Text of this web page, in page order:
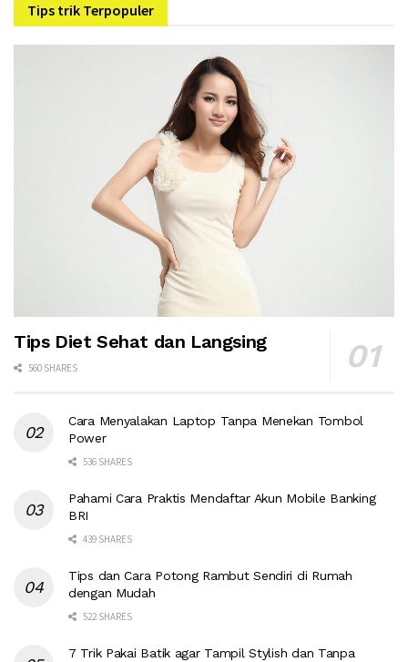
Tips trik Terpopuler
Tips Diet Sehat dan Langsing
560 SHARES
Cara Menyalakan Laptop Tanpa Menekan Tombol
Power
536 SHARES
Pahami Cara Praktis Mendaftar Akun Mobile Banking
BRI
439 SHARES
Tips dan Cara Potong Rambut Sendiri di Rumah
dengan Mudah
522 SHARES
7 Trik Pakai Batik agar Tampil Stylish dan Tanpa